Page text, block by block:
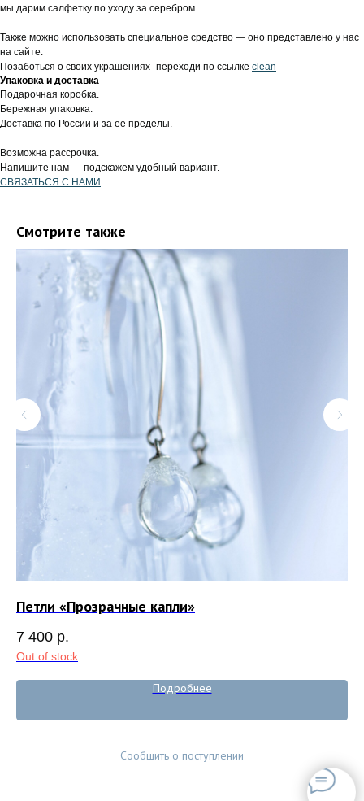
мы дарим салфетку по уходу за серебром.
Также можно использовать специальное средство — оно представлено у нас
на сайте.
Позаботься о своих украшениях -переходи по ссылке clean
Упаковка и доставка
Подарочная коробка.
Бережная упаковка.
Доставка по России и за ее пределы.
Возможна рассрочка.
Напишите нам — подскажем удобный вариант.
СВЯЗАТЬСЯ С НАМИ
Смотрите также
Петли «Прозрачные капли»
7 400 р.
Out of stock
Подробнее
Сообщить о поступлении